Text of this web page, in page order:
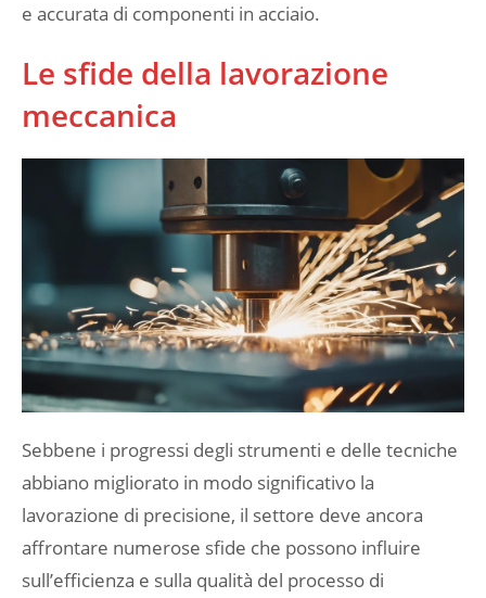
e accurata di componenti in acciaio.
Le sfide della lavorazione
meccanica
Sebbene i progressi degli strumenti e delle tecniche
abbiano migliorato in modo significativo la
lavorazione di precisione, il settore deve ancora
affrontare numerose sfide che possono influire
sull’efficienza e sulla qualità del processo di